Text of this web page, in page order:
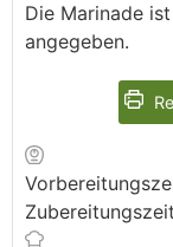
Die Marinade
angegeben.
Zubereitungszeit